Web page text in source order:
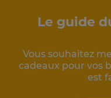
Le guide
Vous souhaitez
cadeaux pour vos
est